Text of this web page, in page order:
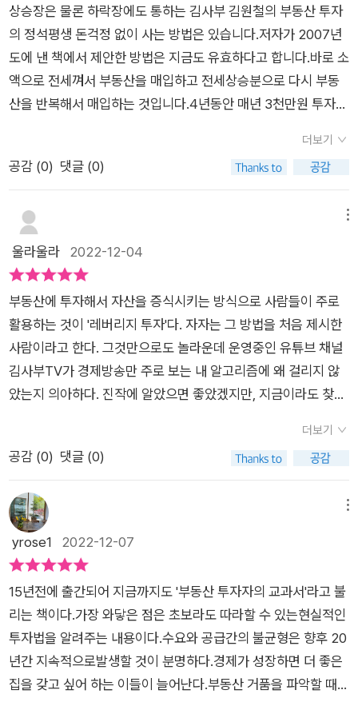
책에선 경제적 자유 달성을 위한 20년 프로젝트를 2단계로 나눠
서 소개하는데10년에 거쳐 연간 1억원 이상의 투자자금이 계속
나오는 상태1단계에서 만들어진 투자자금으로 수익형 부동산을
매입하는 것한참 대학원 입시 준비를 할 때 연희동의 고급빌라에
레슨을 받으러 다녔었는데 그 때 교수님이 해주신 말씀이 있다.집
은 굳이 없어도 된다고, 돈이 있으면 집주인이 전세금을 올려달라
고 할 때 올려주면 되는 것이고, 만약에 그 돈을 올려줄 만큼의 값
가면 되는 것이다. 라고 하셨는데 이 책에서 그 똑같은 이야기를
해서 깜짝 놀랬다.내 집 마련을 해야 한다는 고정관념을 버리라.
오히려 가장 나중에 해야 하는 것이 내 집 마련이다.돈만 많으면
내 집 따위는 없어도 상관없다.내가 소유하지 않을 뿐, 얼마든지
내가 살고 싶은 집을 선택해서 사는 것이 가능하기 때문이다.반대
로 내 소유의 집은 있지만 돈이 없으면 갑자기 목돈이 필요한 일
이 생겨도 돈 나올 데가 없다.유사시에 내 집을 파는 건 생각보다
어려운 일이다. 삶의 터전을 뒤로하고 다른 지역으로 떠나는 건
심리적으로 힘들고 고통스럽기 까지 하다.내 집 마련보다는 시스
수 있으면 더없이 좋다.하지만 자금이 부족한 경우에 해당한다면,
내 집 마련이 아닌 시스템 구축을 우선하는 방향으로 계획을 세워
라.자산이 늘어나면 이익의 절반은 나라의 것이라고 생각하는 것
이 마음이 편하다.세금을 50%씩 낸다고 해도 자산을 증식시키
는 데는 큰 문제가 없다.부동산으로 인한 소득에는 세금이 많다.
자산이 늘어날수록 세금도 더 많이 내야 함을 당연하게 생각하면
서, 순자산의 액수가 늘어나는 것에 기뻐하자.김원철 님의 #부동
산재테크 에 대한 생각을 한 눈에 읽을 수 있는 부분이었다. 그래
서 이 책이 더 좋아졌다고나 할까.부동산 활황, 생각보다 길지 않
다.중요한 건 핵심 부동산에 집중하는 것이다.핵심 부동산은 - 어
떠한 상황이 오더라도 가격이 꼭 오를 수 밖에 없는 부동산이다.
리스크에 강하고, 가격이 무너진다고 해도 빠르게 회복하고, 장기
이 유용한 투자 자산임을 설득할 필요가 없다. 대한민국 부동산의
수십 년간의 시세 변화 그래프만 봐도, 1% 부자들의 자산 비중만
눈여겨봐도, 모두 알 수 있다. 전설적인 가치투자자 찰스 멍거는
“대중을 따라 하는 것은 평균으로 후퇴하겠다는 것이다.” 라는 명
언을 남겼는데 지금도 간혹 대중의 분위기에 편승하는 사람들이
시장에서 ‘좋은 물건’ 들을 줍는 때다. 1세대 투자자 부동산 김사
부의 책을 이 시점에서 다시 한 번 읽어야 하는 것도 이 때문이다.
무려 15년 전에 처음 출간된 “부동산 투자의 정석” 이라는 책은
지금까지도 ‘부동산 투자자의 교과서’ ‘부동산 투자 필독서’로 불
리며 그 가치를 입증해가고 있다. 도서 소개를 마치면서‘부동산
투자의 정석’ 2022년 개정증보판에서는, 수많은 정책과 문화 트
피스텔, 상가 등의 다양한 대상에서 최고의 수익을 내는 투자 공
식을 소개하는 한편, ‘경제적 자유 달성을 위한 20년 프로젝트’
를 최초로 공개한다. 보통 사람들도 언제든지, 얼마든지 성공할
수 있는 투자의 정석이 일목요연하게 소개되어 있는 이 책은 노후
를 준비해야 하는 필자로서는 한번쯤 읽어야 할 책이 되겠다.
가를 배출하는 데도 크게 기여한 부동산 김사부는, 보통의 재능과
자산을 가진 사람들이 쉽게 접근해 승률 높은 투자를 꾸준히 할
수 있는 ‘맘 편하고 우수한 투자(맘우투)’를 지향하는 한편, 돈과
행복한 삶에 관한 철학적 고민을 전파함으로써 많은 이에게 부동
산 전문가를 넘어 ‘인생 멘토’로 평가받고 있다. 지은 책으로는
《부동산 소액 투자의 정석》, 《코로나 이후, 대한민국 부동산》 등
이 있다.📚목차여는 말_또다시 쓰는 부동산 투자의 정석1장 부동
찾기01 주택은 향후 20년간 부족하다02 선진국의 부동산 가격
은 꾸준히 상승해 왔다03 정부의 유일한 경기부양 카드는 부동
산이다04 주택이 남아도는 상황에도 오르는 부동산은 있다2장
현명한 투자자의 정석: 3,000만 원씩 4년간 투자해 여유롭게 살
기01 3,000만 원씩 딱 4년만 투자하라02 전세 레버리지 투자에
대한 일곱 가지 의문들| 김사부의 투자 Tip | 바뀌는 법규 속 탄생
하는 기회03 이처럼 단순한 투자법을 왜 따르지 못할까?04 성
공적인 투자 앞에 놓인 함정을 피하는 법05 투자하기 전 알아야
할 것들06 경제적 자유 달성을 위한 20년 프로젝트3장 탁월한
활황, 생각보다 길지 않다| 김사부의 투자 Tip | 재테크 동호회 친
구를 믿지 마라따지지 말라고? 따져야 할 건 따져라!02 핵심 부
동산을 매수하기 힘든 현실적인 이유| 김사부의 투자 Tip | 지방
에도 핵심 부동산이 있나요?03 부동산 시장 향후 20년을 좌우할
다섯 가지 핵심 키워드| 김사부의 투자 Tip | 소형보다는 대형 부
동산 가격이 더 오르던데요?4장 투자 고수의 정석: 2년 만에 평
수다02 투자의 때를 알려주는 신호들03 고수의 눈에 들어오는
물건들04 투자의 때가 오지 않을 것 같다면| 김사부의 투자 Tip |
장기불황의 가능성이 희박해진 또 하나의 이유5장 대상별 투자
의 정석: 궁합에 맞는 대상 찾아 풍요로운 삶 누리기01 아파트 투
자의 정석| 고수를 위한 김사부의 조언 | 앞이 막히지 않은 1층 남
상승장은 물론 하락장에도 통하는 김사부 김원철의 부동산 투자
의 정석평생 돈걱정 없이 사는 방법은 있습니다.저자가 2007년
도에 낸 책에서 제안한 방법은 지금도 유효하다고 합니다.바로 소
액으로 전세껴서 부동산을 매입하고 전세상승분으로 다시 부동
산을 반복해서 매입하는 것입니다.4년동안 매년 3천만원 투자해
상승분으로 신규 주택이나 수익형 부동산을 매입할수 있게 됩니
다.이렇게 20년간 투자하게 되면 총 주택 23채와 수익형 부동산
권의 소형아파트는 선호도가 그리 높지 않아 비교적 저렴하게 투
자하기 좋습니다. 안정적인 레버리지를 잘 활용해야합니다. 요즘
금리가 높아지고 있는데 그러다보니 영끌해서 산 사람들이 대출
일은 항상 같이 오므로, 항상 최악의 경우에 대비해야하며 감당할
수 있을정도로 레버리지를 이용해야합니다. '전세 보증금이 꾸준
히 상승할수 있는지가 기준이 된다.장기적으로 보유하면서 꾸준
히 현금흐름을 발생시킨다.'지금은 취득세때문에 저자가 알려준
방식으로 매년 새 주택을 살수 없지만 이런 비정상적인 상황이 되
돌아갈때까지 기다리면 됩니다.그리고 관리처분인가가 나고 철
거된 재개발 지역의 조합원 입주권이나 오피스텔은 몇채를 사도
다.고수들은 적당한 타이밍이 오면 하는 투자들이 나와있습니다.
전세가율 90~90%, 주변시세와 비슷한 분양권, 임대수익률 20
~30% 수익형 부동산 등 고수들의 투자타이밍을 보면서 때가 오
기를 기다려야 겠습니다. 이 책을 보면서 부동산 투자를 장기적인
관점으로 다시 생각하게 되었습니다.불황에도 성공하고 상승장
에도 성공하는 부동산투자를 위해서 타이밍을 맞추려는 요행을
바라지 말고 기본에 집중해야겠습니다. 처음 경매공부를 시작할
때처럼 조급한 마음이 아니라, 경기는 순환하기 때문에 돌고돌아
다시 적당한 때가 올것입니다.사람들이 떠나가며 관심을 갖지않
더보기
공감 (0) 댓글 (0)
울라울라 2022-12-04
부동산에 투자해서 자산을 증식시키는 방식으로 사람들이 주로
활용하는 것이 '레버리지 투자'다. 자자는 그 방법을 처음 제시한
사람이라고 한다. 그것만으로도 놀라운데 운영중인 유튜브 채널
김사부TV가 경제방송만 주로 보는 내 알고리즘에 왜 걸리지 않
았는지 의아하다. 진작에 알았으면 좋았겠지만, 지금이라도 찾아
흐름을 읽는 눈을 키우는 것이라고 생각한다. 그러면 하락장에서
저가에 매수한 물건이 최고로 좋은 물건이 아니더라도, 왠만한 물
때문이다. 그런 의미에서 '돈은 결코 그런 공식을 따르지 않는다.
기본적으로 투자로 돈을 번다는 것은 나의 노력으로 버는 것이 아
닌 시장이 벌어주는 것이다. 공부는 그 흐름을 잘 읽고 기다리다
았다. 다만, 하락장에서 모두가 외면할 때 값이 더 빠질까봐 매수
하지 못하거나 상승장에서 모두가 패닉바잉을 할 때 값이 더 오를
까봐 매도하지 못하는 얕은 심리에 휘둘리지 않아야 한다. 좋은
부동산을 찾는 데에 오랜 시간이 걸리더라도 꾸준할 수 있어야 하
고, 장기적으로 상승할 수 있는 부동산을 구매하여 오랜 기간 임
더보기
공감 (0) 댓글 (0)
yrose1 2022-12-07
15년전에 출간되어 지금까지도 '부동산 투자자의 교과서'라고 불
리는 책이다.가장 와닿은 점은 초보라도 따라할 수 있는현실적인
투자법을 알려주는 내용이다.수요와 공급간의 불균형은 향후 20
년간 지속적으로발생할 것이 분명하다.경제가 성장하면 더 좋은
집을 갖고 싶어 하는 이들이 늘어난다.부동산 거품을 파악할 때